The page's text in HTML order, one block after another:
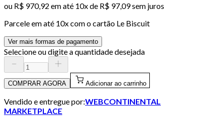
ou R$ 970,92 em até 10x de R$ 97,09 sem juros
Parcele em até 10x com o cartão Le Biscuit
Ver mais formas de pagamento
Selecione ou digite a quantidade desejada
COMPRAR AGORA Adicionar ao carrinho
Vendido e entregue por:WEBCONTINENTAL
MARKETPLACE